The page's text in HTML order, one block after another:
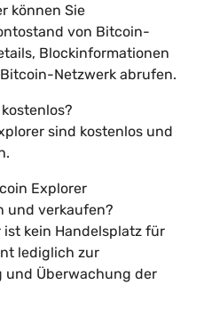
können Sie
von Bitcoin-
Blockinformationen
Netzwerk abrufen.
sind kostenlos und
Explorer
und verkaufen?
kein Handelsplatz für
lediglich zur
Überwachung der